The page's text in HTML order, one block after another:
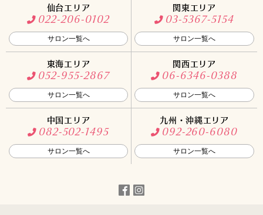
仙台エリア
022-206-0102
サロン一覧へ
関東エリア
03-5367-5154
サロン一覧へ
東海エリア
052-955-2867
サロン一覧へ
関西エリア
06-6346-0388
サロン一覧へ
中国エリア
082-502-1495
サロン一覧へ
九州・沖縄エリア
092-260-6080
サロン一覧へ